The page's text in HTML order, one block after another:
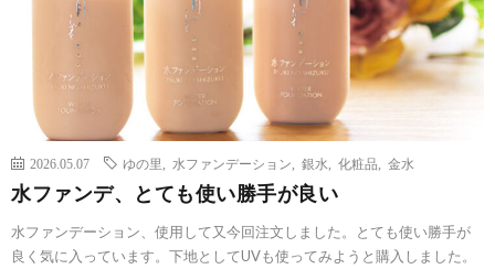
2026.05.07 ゆの里 水ファンデーション 銀水 化粧品 金水
水ファンデ、とても使い勝手が良い
水ファンデーション、使用して又今回注文しました。とても使い勝手が
良く気に入っています。下地としてUVも使ってみようと購入しました。